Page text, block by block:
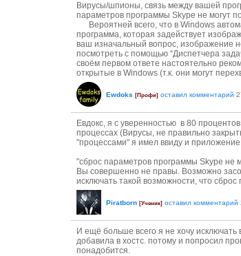
Вирусы/шпионы, связь между вашей
параметров программы Skype не могут
Вероятней всего, что в Windows
программа, которая задействует
ваш изначальный вопрос, изображение
посмотреть с помощью “Диспетчера
своём первом ответе настоятельно
открытые в Windows (т.к. они могут
Ewdoks [Профи] оставил комментарий
Евдокс, я с уверенностью в 80
процессах (Вирусы, не правильно
"процессами" я имел ввиду и
"сброс параметров программы Skype не
Вы совершенно не правы. Возможно
исключать такой возможности, что
Piratborn [Ученик] оставил комментарий
И ещё больше всего я не хочу
добавила в хостс. потому и попросил
понадобится.